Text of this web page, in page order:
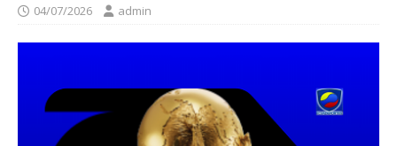
04/07/2026 admin